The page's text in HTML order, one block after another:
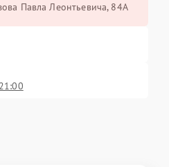
Павла Леонтьевича, 84А